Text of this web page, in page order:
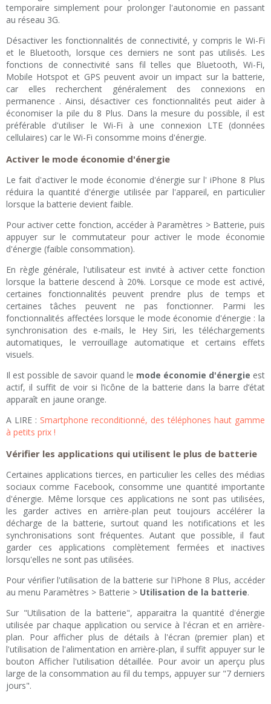
temporaire simplement pour prolonger l'autonomie en passant
au réseau 3G.
Désactiver les fonctionnalités de connectivité, y compris le Wi-Fi
et le Bluetooth, lorsque ces derniers ne sont pas utilisés. Les
fonctions de connectivité sans fil telles que Bluetooth, Wi-Fi,
Mobile Hotspot et GPS peuvent avoir un impact sur la batterie,
car elles recherchent généralement des connexions en
permanence . Ainsi, désactiver ces fonctionnalités peut aider à
économiser la pile du 8 Plus. Dans la mesure du possible, il est
préférable d'utiliser le Wi-Fi à une connexion LTE (données
cellulaires) car le Wi-Fi consomme moins d'énergie.
Activer le mode économie d'énergie
Le fait d'activer le mode économie d'énergie sur l' iPhone 8 Plus
réduira la quantité d'énergie utilisée par l'appareil, en particulier
lorsque la batterie devient faible.
Pour activer cette fonction, accéder à Paramètres > Batterie, puis
appuyer sur le commutateur pour activer le mode économie
d'énergie (faible consommation).
En règle générale, l'utilisateur est invité à activer cette fonction
lorsque la batterie descend à 20%. Lorsque ce mode est activé,
certaines fonctionnalités peuvent prendre plus de temps et
certaines tâches peuvent ne pas fonctionner. Parmi les
fonctionnalités affectées lorsque le mode économie d'énergie : la
synchronisation des e-mails, le Hey Siri, les téléchargements
automatiques, le verrouillage automatique et certains effets
visuels.
Il est possible de savoir quand le mode économie d'énergie est
actif, il suffit de voir si l’icône de la batterie dans la barre d’état
apparaît en jaune orange.
A LIRE : Smartphone reconditionné, des téléphones haut gamme
à petits prix !
Vérifier les applications qui utilisent le plus de batterie
Certaines applications tierces, en particulier les celles des médias
sociaux comme Facebook, consomme une quantité importante
d'énergie. Même lorsque ces applications ne sont pas utilisées,
les garder actives en arrière-plan peut toujours accélérer la
décharge de la batterie, surtout quand les notifications et les
synchronisations sont fréquentes. Autant que possible, il faut
garder ces applications complètement fermées et inactives
lorsqu'elles ne sont pas utilisées.
Pour vérifier l'utilisation de la batterie sur l'iPhone 8 Plus, accéder
au menu Paramètres > Batterie > Utilisation de la batterie.
Sur "Utilisation de la batterie", apparaitra la quantité d'énergie
utilisée par chaque application ou service à l'écran et en arrière-
plan. Pour afficher plus de détails à l'écran (premier plan) et
l'utilisation de l'alimentation en arrière-plan, il suffit appuyer sur le
bouton Afficher l'utilisation détaillée. Pour avoir un aperçu plus
large de la consommation au fil du temps, appuyer sur "7 derniers
jours".